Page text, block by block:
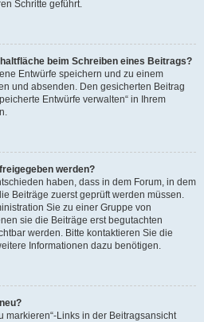
Schritte geführt.
beim Schreiben eines Beitrags?
Entwürfe speichern und zu einem
und absenden. Den gesicherten Beitrag
Entwürfe verwalten“ in Ihrem
werden?
haben, dass in dem Forum, in dem
Beiträge zuerst geprüft werden müssen.
Sie zu einer Gruppe von
sie die Beiträge erst begutachten
werden. Bitte kontaktieren Sie die
Informationen dazu benötigen.
markieren“-Links in der Beitragsansicht